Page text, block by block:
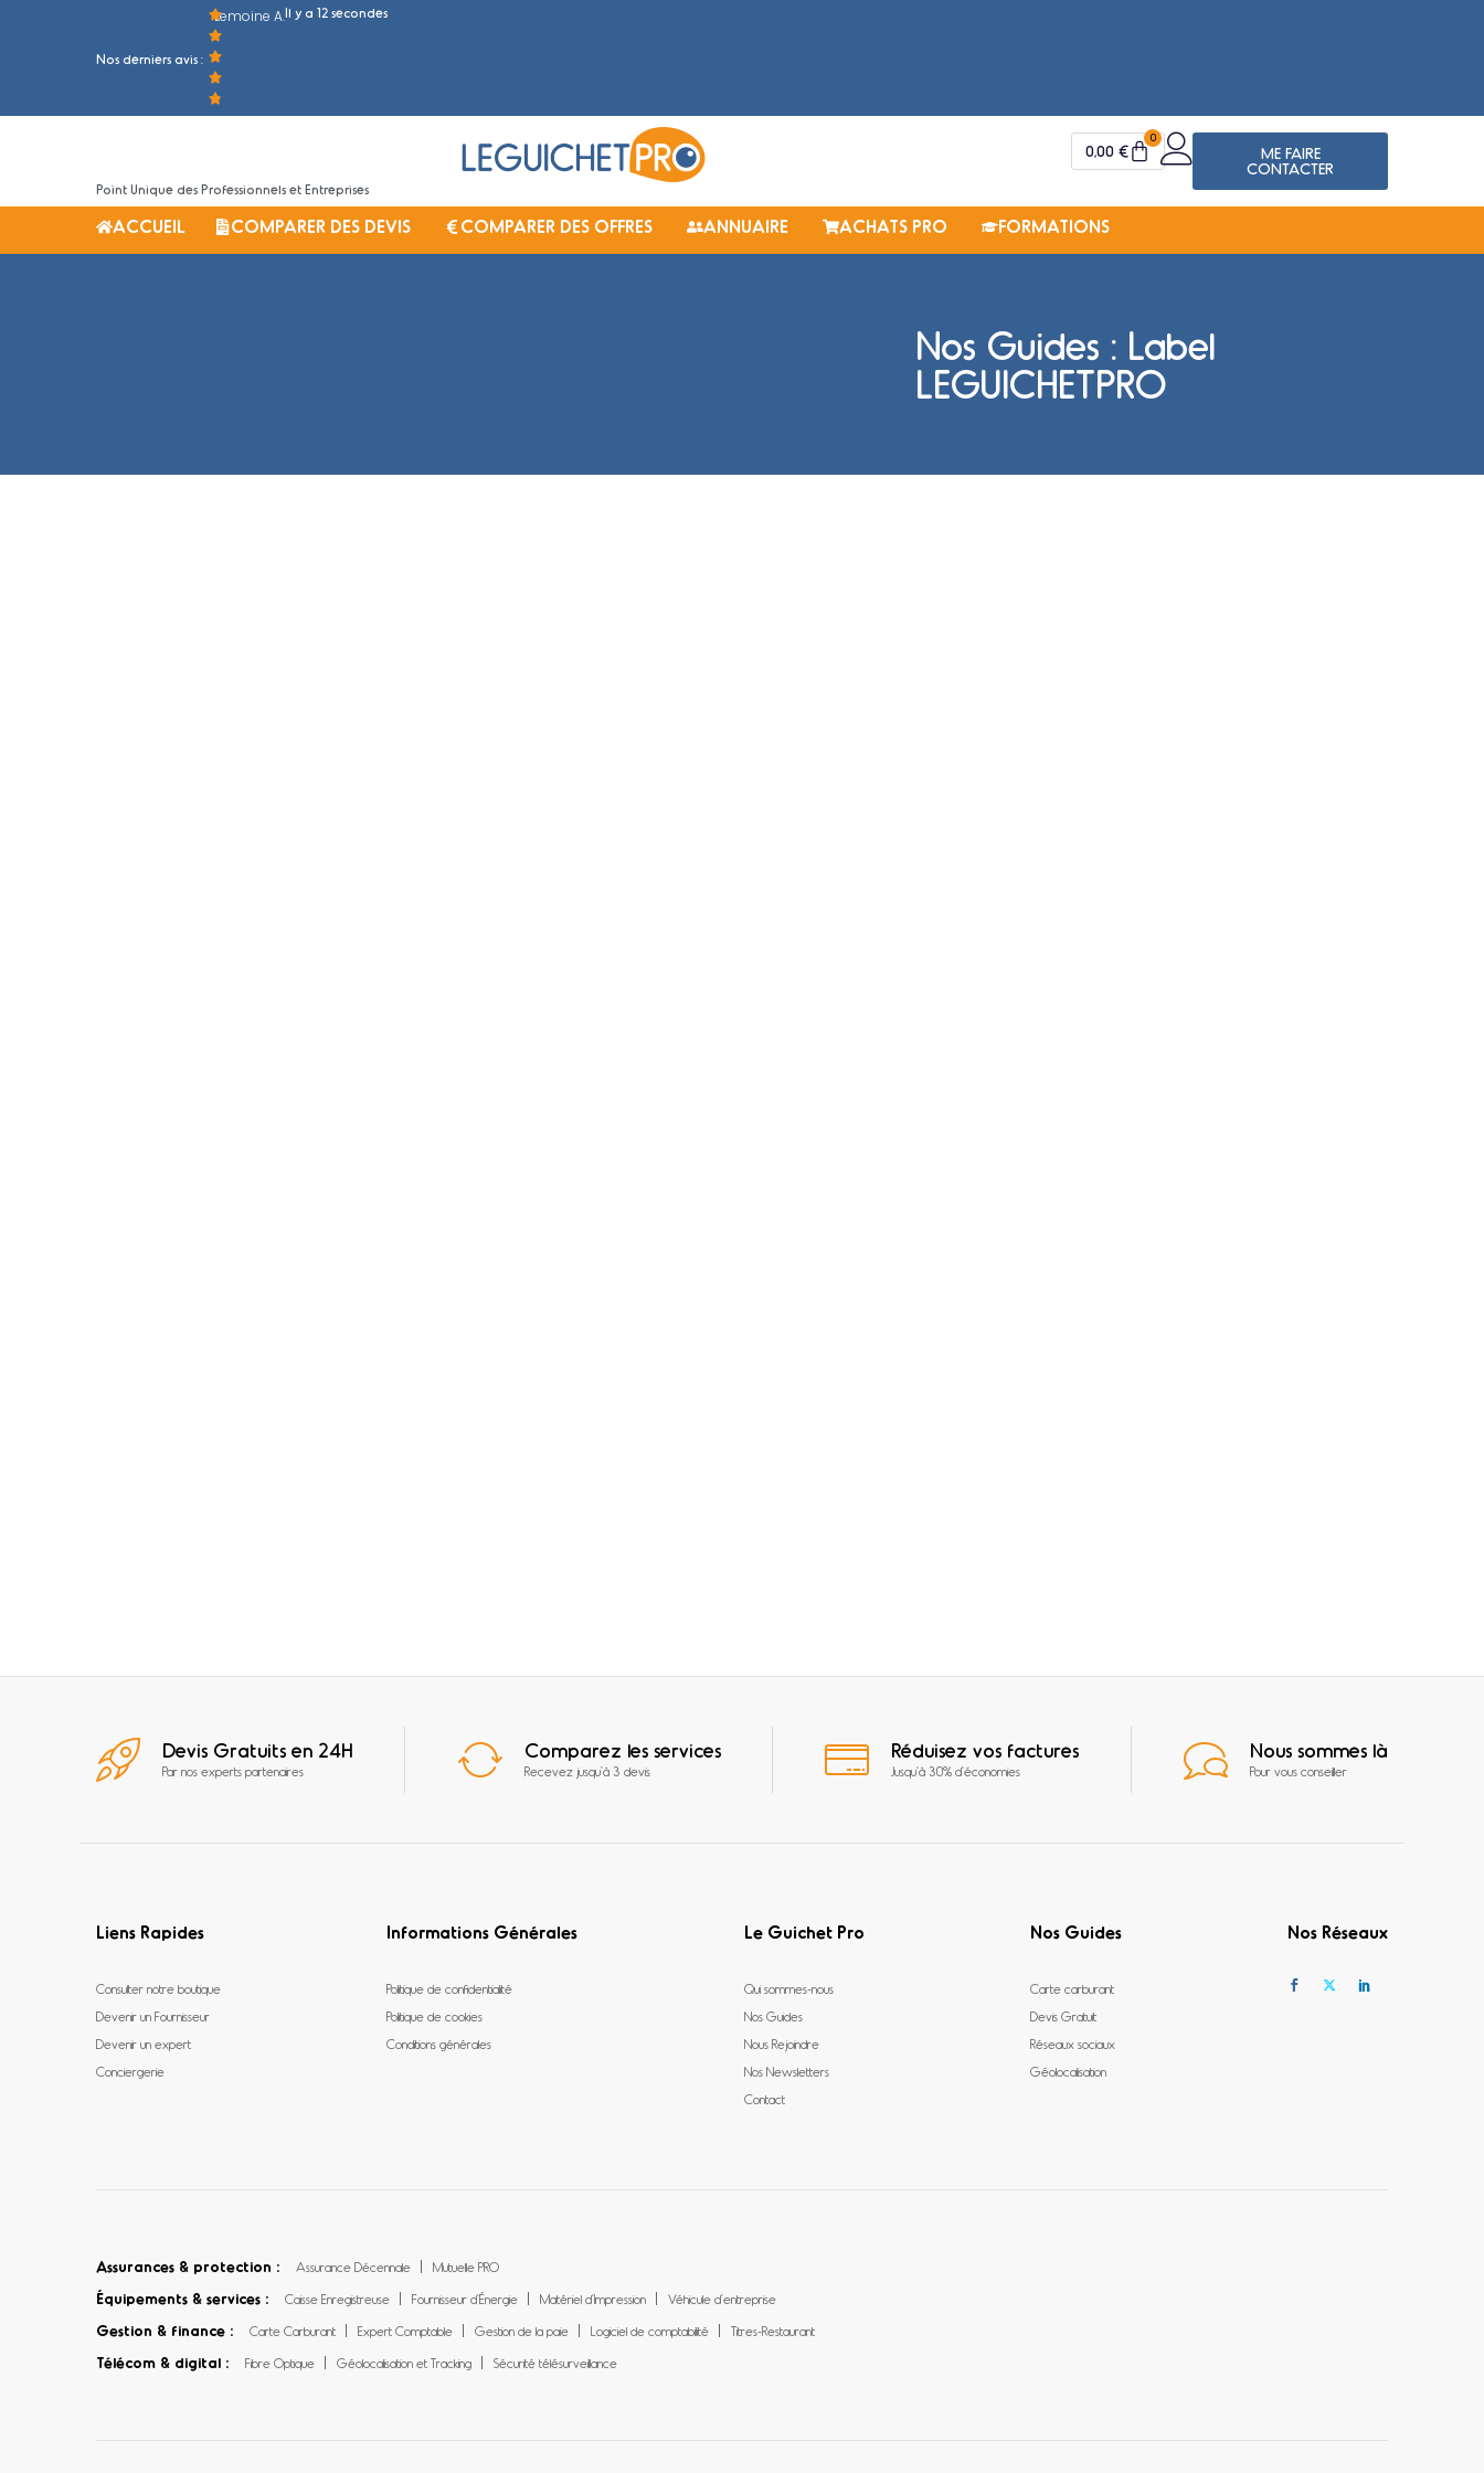
Nos derniers avis :
Lemoine A.Il y a 12 secondes
Point Unique des Professionnels et Entreprises
0,00 €
0
ME FAIRE
CONTACTER
ACCUEIL COMPARER DES DEVIS COMPARER DES OFFRES ANNUAIRE ACHATS PRO FORMATIONS
Nos Guides : Label
LEGUICHETPRO
Devis Gratuits en 24H
Par nos experts partenaires
Comparez les services
Recevez jusqu'à 3 devis
Réduisez vos factures
Jusqu'à 30% d'économies
Nous sommes là
Pour vous conseiller
Liens Rapides
Consulter notre boutique
Devenir un Fournisseur
Devenir un expert
Conciergerie
Informations Générales
Politique de confidentialité
Politique de cookies
Conditions générales
Le Guichet Pro
Qui sommes-nous
Nos Guides
Nous Rejoindre
Nos Newsletters
Contact
Nos Guides
Carte carburant
Devis Gratuit
Réseaux sociaux
Géolocalisation
Nos Réseaux
Assurances & protection : Assurance Décennale Mutuelle PRO
Équipements & services : Caisse Enregistreuse Fournisseur d’Énergie Matériel d’Impression Véhicule d’entreprise
Gestion & finance : Carte Carburant Expert Comptable Gestion de la paie Logiciel de comptabilité Titres-Restaurant
Télécom & digital : Fibre Optique Géolocalisation et Tracking Sécurité télésurveillance